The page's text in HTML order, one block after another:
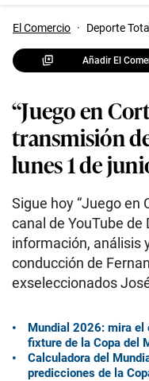
El Comercio · Deporte Total
Añadir El
“Juego en
transmisión
lunes 1 de
Sigue hoy “Juego en
canal de YouTube de
información, análisis
conducción de
exseleccionados
Mundial 2026: mira el
fixture de la Copa del
Calculadora del
predicciones de la